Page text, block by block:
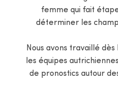
femme qui fait
déterminer les
Nous avons travaillé
les équipes
de pronostics autour